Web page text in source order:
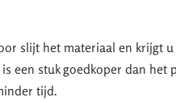
slijt het materiaal en krijgt
een stuk goedkoper dan het
tijd.